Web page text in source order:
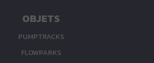
OBJETS
PUMPTRACKS
FLOWPARKS